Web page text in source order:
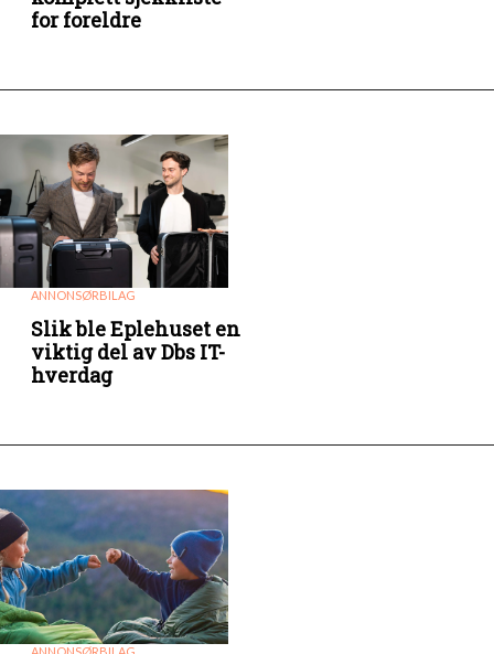
for foreldre
ANNONSØRBILAG
Slik ble Eplehuset en
viktig del av Dbs IT-
hverdag
ANNONSØRBILAG